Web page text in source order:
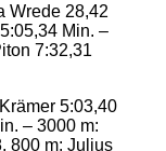
Wrede 28,42
Min. –
7:32,31
5:03,40
– 3000 m:
800 m: Julius